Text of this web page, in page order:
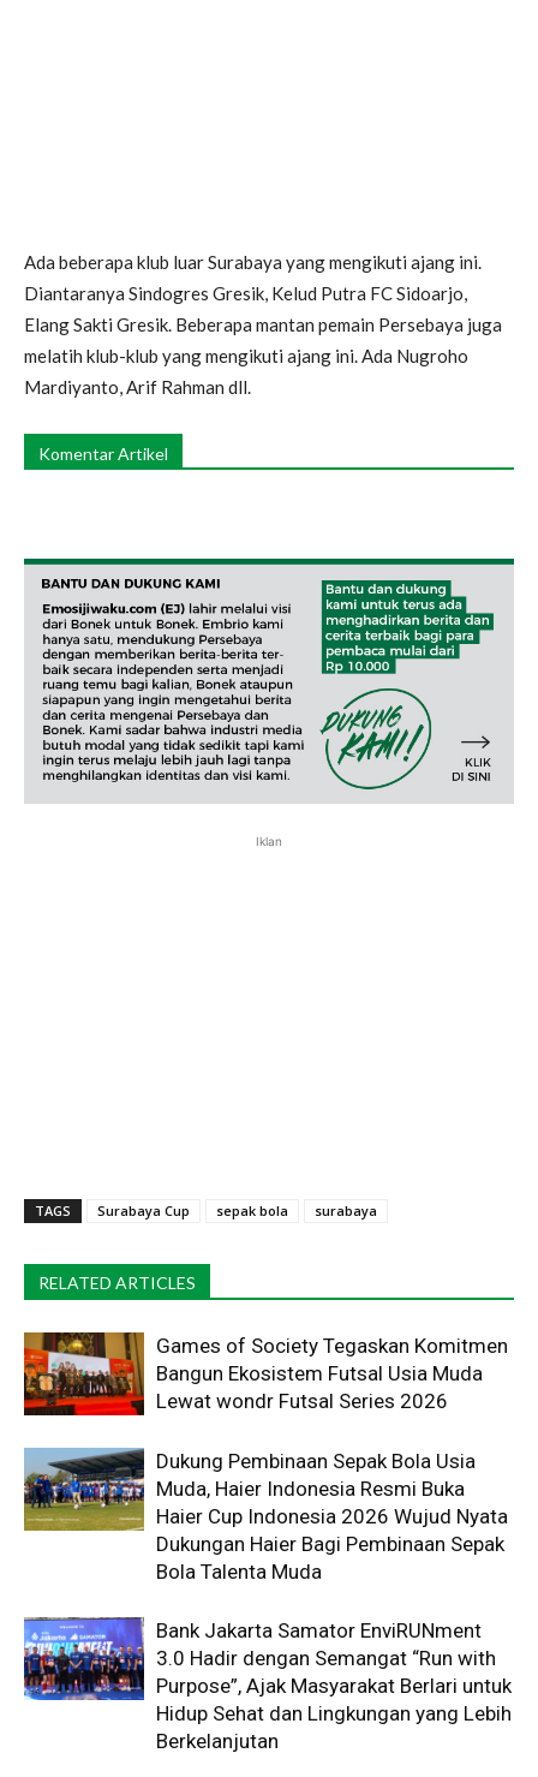
Ada beberapa klub luar Surabaya yang mengikuti ajang ini.
Diantaranya Sindogres Gresik, Kelud Putra FC Sidoarjo,
Elang Sakti Gresik. Beberapa mantan pemain Persebaya juga
melatih klub-klub yang mengikuti ajang ini. Ada Nugroho
Mardiyanto, Arif Rahman dll.
Komentar Artikel
Iklan
TAGS Surabaya Cup sepak bola surabaya
RELATED ARTICLES
Games of Society Tegaskan Komitmen
Bangun Ekosistem Futsal Usia Muda
Lewat wondr Futsal Series 2026 ​
Dukung Pembinaan Sepak Bola Usia
Muda, Haier Indonesia Resmi Buka
Haier Cup Indonesia 2026 Wujud Nyata
Dukungan Haier Bagi Pembinaan Sepak
Bola Talenta Muda
Bank Jakarta Samator EnviRUNment
3.0 Hadir dengan Semangat “Run with
Purpose”, Ajak Masyarakat Berlari untuk
Hidup Sehat dan Lingkungan yang Lebih
Berkelanjutan